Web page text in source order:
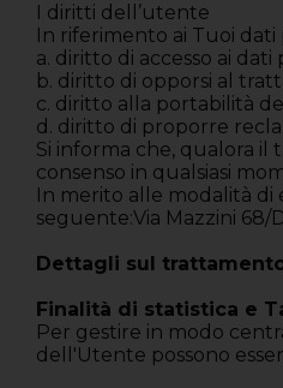
I diritti dell’utente
In riferimento ai Tuoi dati
a. diritto di accesso ai
b. diritto di opporsi al
c. diritto alla portabilità
d. diritto di proporre
Si informa che, qualora il
consenso in qualsiasi
In merito alle modalità
seguente:Via Mazzini 68/
Dettagli sul
Finalità di statistica e
Per gestire in modo
dell'Utente possono